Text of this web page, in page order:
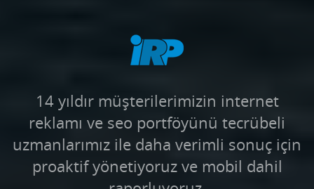
14 yıldır müşterilerimizin internet
reklamı ve seo portföyünü tecrübeli
uzmanlarımız ile daha verimli sonuç için
proaktif yönetiyoruz ve mobil dahil